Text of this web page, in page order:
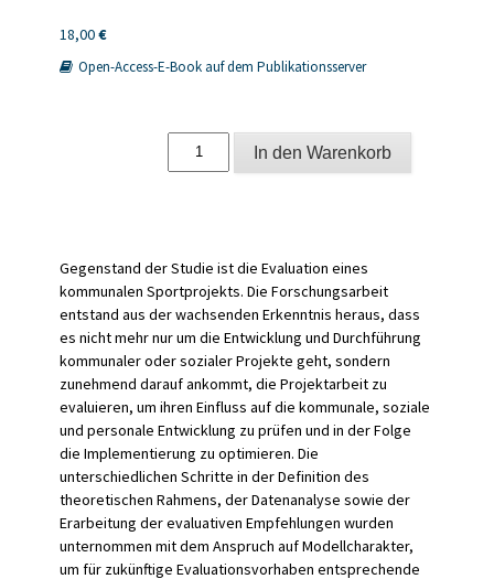
18,00€
Open-Access-E-Book auf dem Publikationsserver
kommunaler
von
Heranwachsenden
Menge
In den Warenkorb
Gegenstand der Studie ist die Evaluation eines
kommunalen Sportprojekts. Die Forschungsarbeit
entstand aus der wachsenden Erkenntnis heraus, dass
es nicht mehr nur um die Entwicklung und Durchführung
kommunaler oder sozialer Projekte geht, sondern
zunehmend darauf ankommt, die Projektarbeit zu
evaluieren, um ihren Einfluss auf die kommunale, soziale
und personale Entwicklung zu prüfen und in der Folge
die Implementierung zu optimieren. Die
unterschiedlichen Schritte in der Definition des
theoretischen Rahmens, der Datenanalyse sowie der
Erarbeitung der evaluativen Empfehlungen wurden
unternommen mit dem Anspruch auf Modellcharakter,
um für zukünftige Evaluationsvorhaben entsprechende